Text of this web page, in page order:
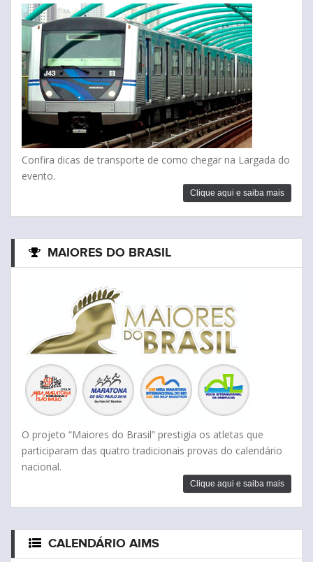
Confira dicas de transporte de como chegar na Largada do
evento.
Clique aqui e saiba mais
MAIORES DO BRASIL
O projeto “Maiores do Brasil” prestigia os atletas que
participaram das quatro tradicionais provas do calendário
nacional.
Clique aqui e saiba mais
CALENDÁRIO AIMS